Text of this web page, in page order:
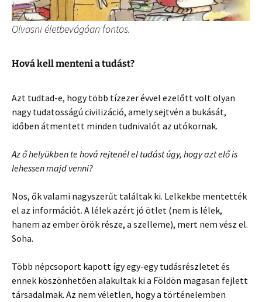
Olvasni életbevágóan fontos.
Hová kell menteni a tudást?
Azt tudtad-e, hogy több tízezer évvel ezelőtt volt olyan
nagy tudatosságú civilizáció, amely sejtvén a bukását,
időben átmentett minden tudnivalót az utókornak.
Az ő helyükben te hová rejtenél el tudást úgy, hogy azt elő is
lehessen majd venni?
Nos, ők valami nagyszerűt találtak ki. Lelkekbe mentették
el az információt. A lélek azért jó ötlet (nem is lélek,
hanem az ember örök része, a szelleme), mert nem vész el.
Soha.
Több népcsoport kapott így egy-egy tudásrészletet és
ennek köszönhetően alakultak ki a Földön magasan fejlett
társadalmak. Az nem véletlen, hogy a történelemben